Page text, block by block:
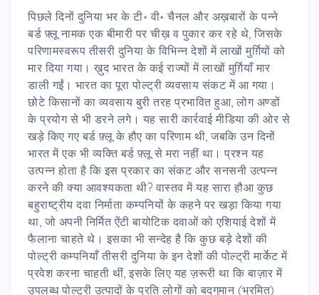
पिछले दिनों दुनिया भर के टी॰ वी॰ चैनल और अख़बारों के पन्ने
बर्ड फ़्लू नामक एक बीमारी पर चीख़ व पुकार कर रहे थे, जिसके
परिणामस्वरूप तीसरी दुनिया के विभिन्न देशों में लाखों मुर्ग़ियों को
मार दिया गया। ख़ुद भारत के कई राज्यों में लाखों मुर्ग़ियाँ मार
डाली गईं। भारत का पूरा पोल्ट्री व्यवसाय संकट में आ गया।
छोटे किसानों का व्यवसाय बुरी तरह प्रभावित हुआ, लोग अण्डों
के प्रयोग से भी डरने लगे। यह सारी कार्रवाई मीडिया की ओर से
खड़े किए गए बर्ड फ़्लू के हौए का परिणाम थी, जबकि उन दिनों
भारत में एक भी व्यक्ति बर्ड फ़्लू से मरा नहीं था। प्रश्न यह
उत्पन्न होता है कि इस प्रकार का संकट और सनसनी उत्पन्न
करने की क्या आवश्यकता थी? वास्तव में यह सारा हौआ कुछ
बहुराष्ट्रीय दवा निर्माता कम्पनियों के कहने पर खड़ा किया गया
था, जो अपनी निर्मित ऐंटी बायोटिक दवाओं को एशियाई देशों में
फैलाना चाहते थे। इसका भी सन्देह है कि कुछ बड़े देशों की
पोल्ट्री कम्पनियाँ तीसरी दुनिया के इन देशों की पोल्ट्री मार्केट में
प्रवेश करना चाहती थीं, इसके लिए यह ज़रूरी था कि बाज़ार में
उपलब्ध पोल्ट्री उत्पादों के प्रति लोगों को बदगुमान (भ्रमित)